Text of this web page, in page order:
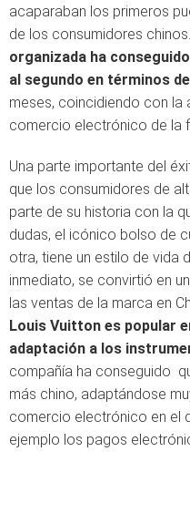
acaparaban los primeros
de los consumidores chinos.
organizada ha
al segundo en términos
meses, coincidiendo con la
comercio electrónico de la
Una parte importante del
que los consumidores de
parte de su historia con la
dudas, el icónico bolso de
otra, tiene un estilo de vida
inmediato, se convirtió en
las ventas de la marca en
Louis Vuitton es popular
adaptación a los
compañía ha conseguido
más chino, adaptándose
comercio electrónico en el
ejemplo los pagos